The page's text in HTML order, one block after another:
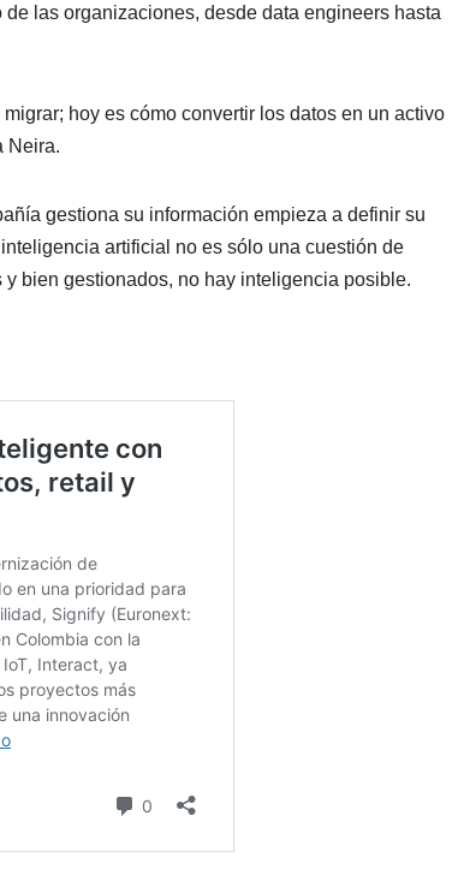
las organizaciones, desde data engineers hasta
hoy es cómo convertir los datos en un activo
Neira.
gestiona su información empieza a definir su
artificial no es sólo una cuestión de
bien gestionados, no hay inteligencia posible.